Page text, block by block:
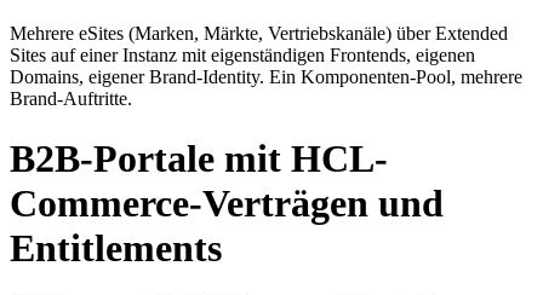
Mehrere eSites (Marken, Märkte, Vertriebskanäle) über Extended
Sites auf einer Instanz mit eigenständigen Frontends, eigenen
Domains, eigener Brand-Identity. Ein Komponenten-Pool, mehrere
Brand-Auftritte.
B2B-Portale mit HCL-
Commerce-Verträgen und
Entitlements